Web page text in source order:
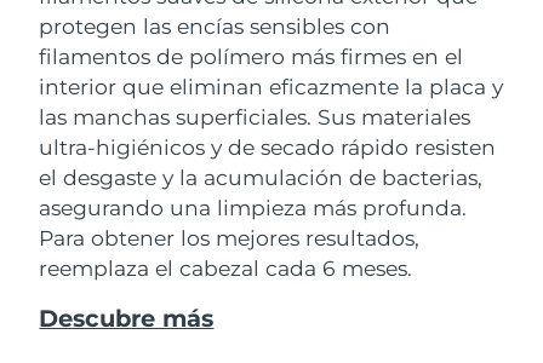
protegen las encías sensibles con
filamentos de polímero más firmes en el
interior que eliminan eficazmente la placa y
las manchas superficiales. Sus materiales
ultra-higiénicos y de secado rápido resisten
el desgaste y la acumulación de bacterias,
asegurando una limpieza más profunda.
Para obtener los mejores resultados,
reemplaza el cabezal cada 6 meses.
Descubre más